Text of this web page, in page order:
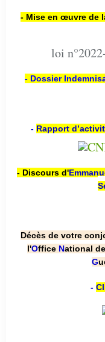
- Mise en œuvre de
loi
- Dossier
- Rapport
- Discours d'
Décès de votre
l'Office National
G
-